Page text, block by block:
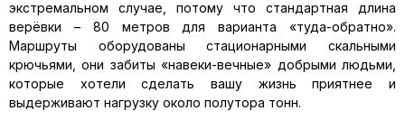
экстремальном случае, потому что стандартная длина
верёвки – 80 метров для варианта «туда-обратно».
Маршруты оборудованы стационарными скальными
крючьями, они забиты «навеки-вечные» добрыми людьми,
которые хотели сделать вашу жизнь приятнее и
выдерживают нагрузку около полутора тонн.